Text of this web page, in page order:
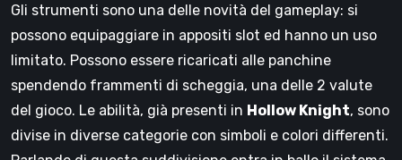
Gli strumenti sono una delle novità del gameplay: si
possono equipaggiare in appositi slot ed hanno un uso
limitato. Possono essere ricaricati alle panchine
spendendo frammenti di scheggia, una delle 2 valute
del gioco. Le abilità, già presenti in Hollow Knight, sono
divise in diverse categorie con simboli e colori differenti.